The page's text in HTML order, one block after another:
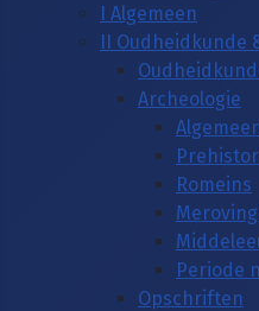
I Algemeen
II Oudheidkunde
Archeologie
Romeins
Periode
Opschriften